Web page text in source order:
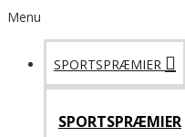
Menu
SPORTSPRÆMIER
SPORTSPRÆMIER